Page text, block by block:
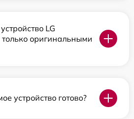
LG
оригинальными
устройство готово?